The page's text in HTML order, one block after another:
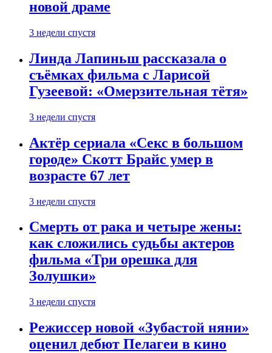
новой драме
3 недели спустя
Линда Лапиньш рассказала о
съёмках фильма с Ларисой
Гузеевой: «Омерзительная тётя»
3 недели спустя
Актёр сериала «Секс в большом
городе» Скотт Брайс умер в
возрасте 67 лет
3 недели спустя
Смерть от рака и четыре жены:
как сложились судьбы актеров
фильма «Три орешка для
Золушки»
3 недели спустя
Режиссер новой «Зубастой няни»
оценил дебют Пелагеи в кино